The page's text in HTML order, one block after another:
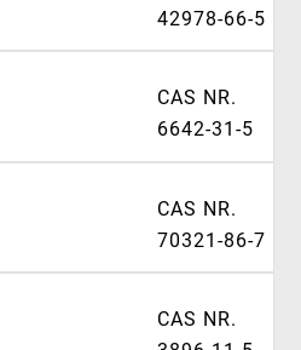
42978-66-5
CAS NR.
6642-31-5
CAS NR.
70321-86-7
CAS NR.